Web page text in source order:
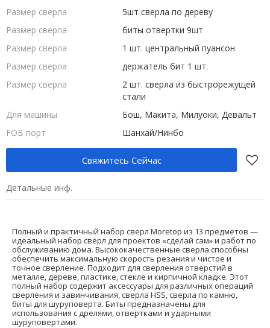
Размер сверла
5шт сверла по дереву
Размер сверла
биты отвертки 9шт
Размер сверла
1 шт. центральный пуансон
Размер сверла
держатель бит 1 шт.
Размер сверла
2 шт. сверла из быстрорежущей
стали
Для машины
Бош, Макита, Милуоки, Девальт
FOB порт
Шанхай/Нинбо
Свяжитесь Сейчас
Детальные инф.
Полный и практичный набор сверл Moretop из 13 предметов —
идеальный набор сверл для проектов «сделай сам» и работ по
обслуживанию дома. Высококачественные сверла способны
обеспечить максимальную скорость резания и чистое и
точное сверление. Подходит для сверления отверстий в
металле, дереве, пластике, стекле и кирпичной кладке. Этот
полный набор содержит аксессуары для различных операций
сверления и завинчивания, сверла HSS, сверла по камню,
биты для шуруповерта. Биты предназначены для
использования с дрелями, отвертками и ударными
шуруповертами.